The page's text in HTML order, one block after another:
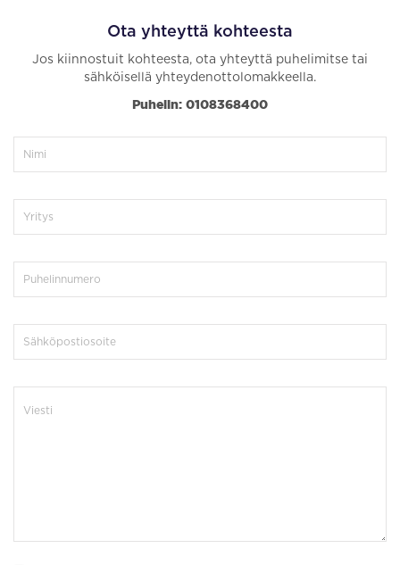
Ota yhteyttä kohteesta
Jos kiinnostuit kohteesta, ota yhteyttä puhelimitse tai
sähköisellä yhteydenottolomakkeella.
Puhelin: 0108368400